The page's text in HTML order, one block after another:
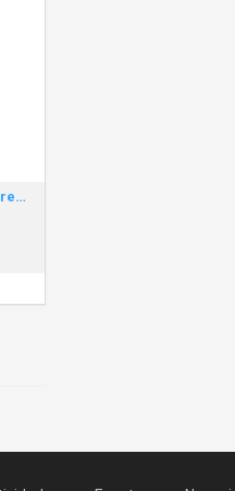
Adaptado para personas con movilidad reducida